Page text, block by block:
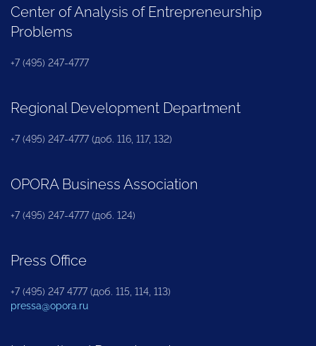
Center of Analysis of Entrepreneurship
Problems
+7 (495) 247-4777
Regional Development Department
+7 (495) 247-4777 (доб. 116, 117, 132)
OPORA Business Association
+7 (495) 247-4777 (доб. 124)
Press Office
+7 (495) 247 4777 (доб. 115, 114, 113)
pressa@opora.ru